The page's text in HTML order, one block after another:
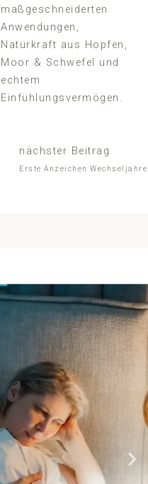
maßgeschneiderten
Anwendungen,
Naturkraft aus Hopfen,
Moor & Schwefel und
echtem
Einfühlungsvermögen.
nächster Beitrag
Erste Anzeichen Wechseljahre